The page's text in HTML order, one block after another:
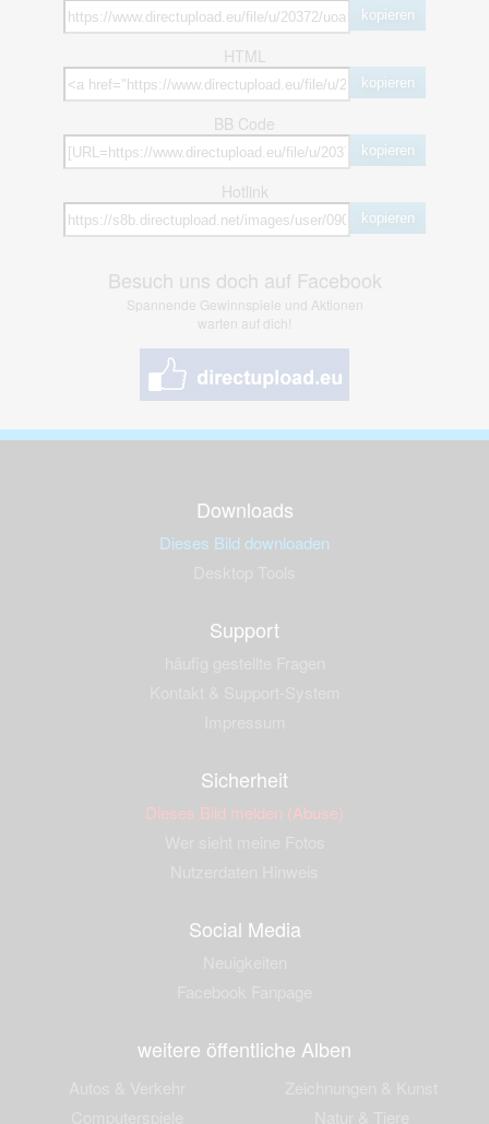
kopieren
HTML
kopieren
BB Code
kopieren
Hotlink
kopieren
Besuch uns doch auf Facebook
Spannende Gewinnspiele und Aktionen
warten auf dich!
Downloads
Dieses Bild downloaden
Support
Sicherheit
Dieses Bild melden (Abuse)
Social Media
weitere öffentliche Alben